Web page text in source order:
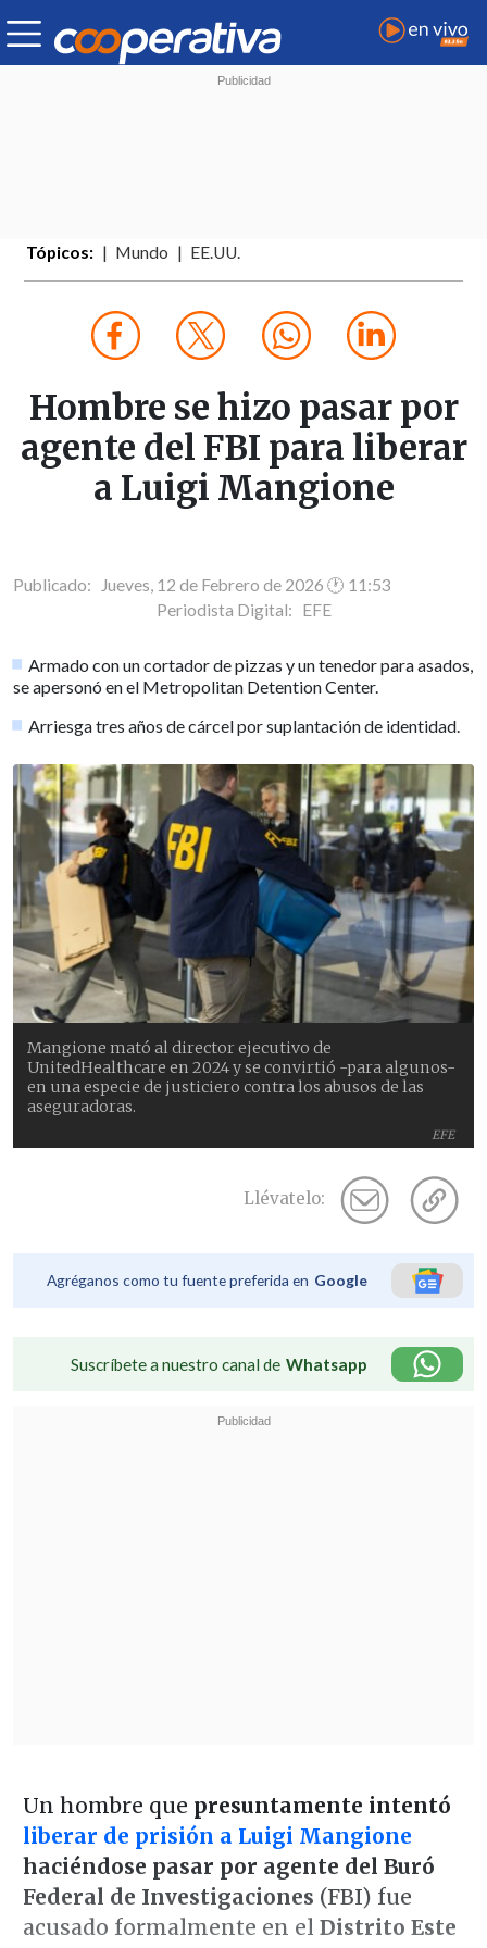
Tópicos: Mundo EE.UU.
Hombre se hizo pasar por
agente del FBI para liberar
a Luigi Mangione
Publicado: Jueves, 12 de Febrero de 2026 🕐 11:53
Periodista Digital: EFE
Armado con un cortador de pizzas y un tenedor para asados,
se apersonó en el Metropolitan Detention Center.
Arriesga tres años de cárcel por suplantación de identidad.
EFE
Mangione mató al director ejecutivo de
UnitedHealthcare en 2024 y se convirtió -para algunos-
en una especie de justiciero contra los abusos de las
aseguradoras.
Llévatelo:
Agréganos como tu fuente preferida en Google
Suscríbete a nuestro canal de Whatsapp
Un hombre que presuntamente intentó
liberar de prisión a Luigi Mangione
haciéndose pasar por agente del Buró
Federal de Investigaciones (FBI) fue
acusado formalmente en el Distrito Este